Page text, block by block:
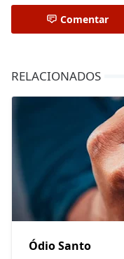
Comentar
RELACIONADOS
Ódio Santo